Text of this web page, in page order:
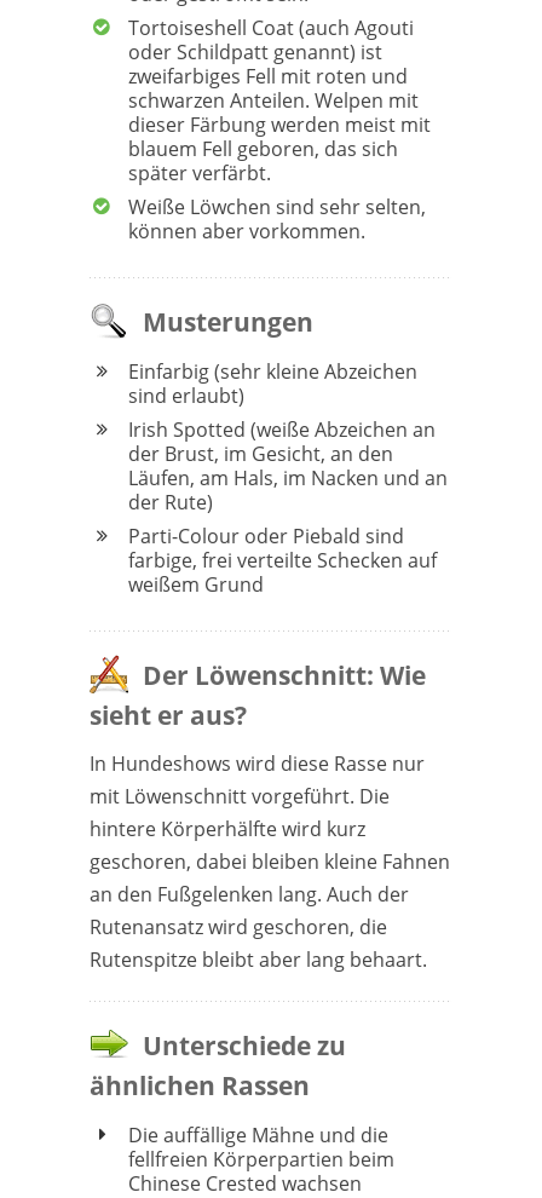
Tortoiseshell Coat (auch Agouti
oder Schildpatt genannt) ist
zweifarbiges Fell mit roten und
schwarzen Anteilen. Welpen mit
dieser Färbung werden meist mit
blauem Fell geboren, das sich
später verfärbt.
Weiße Löwchen sind sehr selten,
können aber vorkommen.
Musterungen
Einfarbig (sehr kleine Abzeichen
sind erlaubt)
Irish Spotted (weiße Abzeichen an
der Brust, im Gesicht, an den
Läufen, am Hals, im Nacken und an
der Rute)
Parti-Colour oder Piebald sind
farbige, frei verteilte Schecken auf
weißem Grund
Der Löwenschnitt: Wie
sieht er aus?
In Hundeshows wird diese Rasse nur
mit Löwenschnitt vorgeführt. Die
hintere Körperhälfte wird kurz
geschoren, dabei bleiben kleine Fahnen
an den Fußgelenken lang. Auch der
Rutenansatz wird geschoren, die
Rutenspitze bleibt aber lang behaart.
Unterschiede zu
ähnlichen Rassen
Die auffällige Mähne und die
fellfreien Körperpartien beim
Chinese Crested wachsen